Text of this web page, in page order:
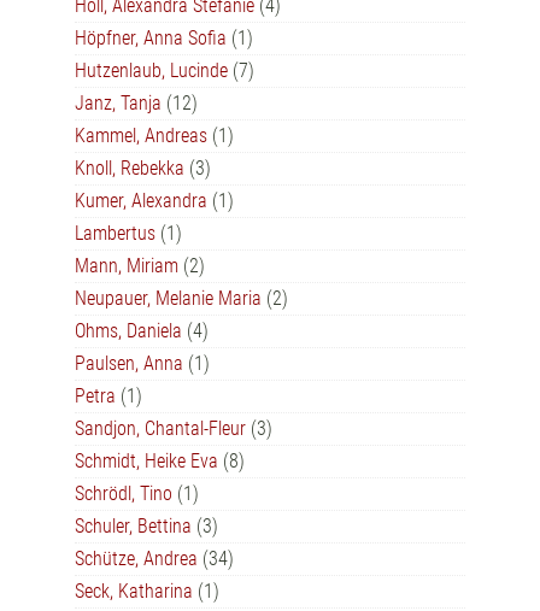
Höll, Alexandra Stefanie (4)
Höpfner, Anna Sofia (1)
Hutzenlaub, Lucinde (7)
Janz, Tanja (12)
Kammel, Andreas (1)
Knoll, Rebekka (3)
Kumer, Alexandra (1)
Lambertus (1)
Mann, Miriam (2)
Neupauer, Melanie Maria (2)
Ohms, Daniela (4)
Paulsen, Anna (1)
Petra (1)
Sandjon, Chantal-Fleur (3)
Schmidt, Heike Eva (8)
Schrödl, Tino (1)
Schuler, Bettina (3)
Schütze, Andrea (34)
Seck, Katharina (1)